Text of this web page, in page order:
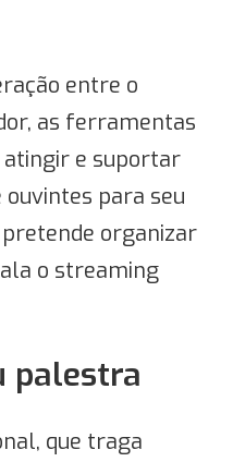
entre o
as ferramentas
e suportar
para seu
organizar
o streaming
palestra
que traga